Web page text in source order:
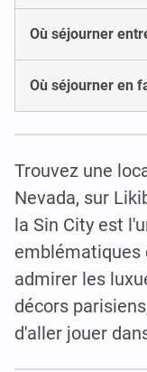
Où séjourner
Où séjourner en
Trouvez une
Nevada, sur
la Sin City est
emblématiques
admirer les
décors
d'aller jouer